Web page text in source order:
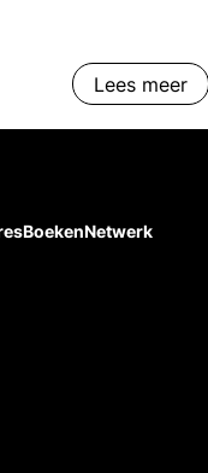
Lees meer
BoekenNetwerk